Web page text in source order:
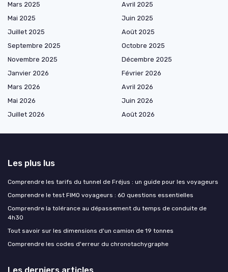
Mars 2025
Avril 2025
Mai 2025
Juin 2025
Juillet 2025
Août 2025
Septembre 2025
Octobre 2025
Novembre 2025
Décembre 2025
Janvier 2026
Février 2026
Mars 2026
Avril 2026
Mai 2026
Juin 2026
Juillet 2026
Août 2026
Les plus lus
Comprendre les tarifs du tunnel de Fréjus : un guide pour les voyageurs
Comprendre le test FIMO voyageurs : 60 questions essentielles
Comprendre la tolérance au dépassement du temps de conduite de
4h30
Tout savoir sur les dimensions d'un camion de 19 tonnes
Comprendre les codes d'erreur du chronotachygraphe
Les derniers articles